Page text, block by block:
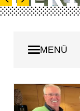
MENÜ
ÖGV LIGA